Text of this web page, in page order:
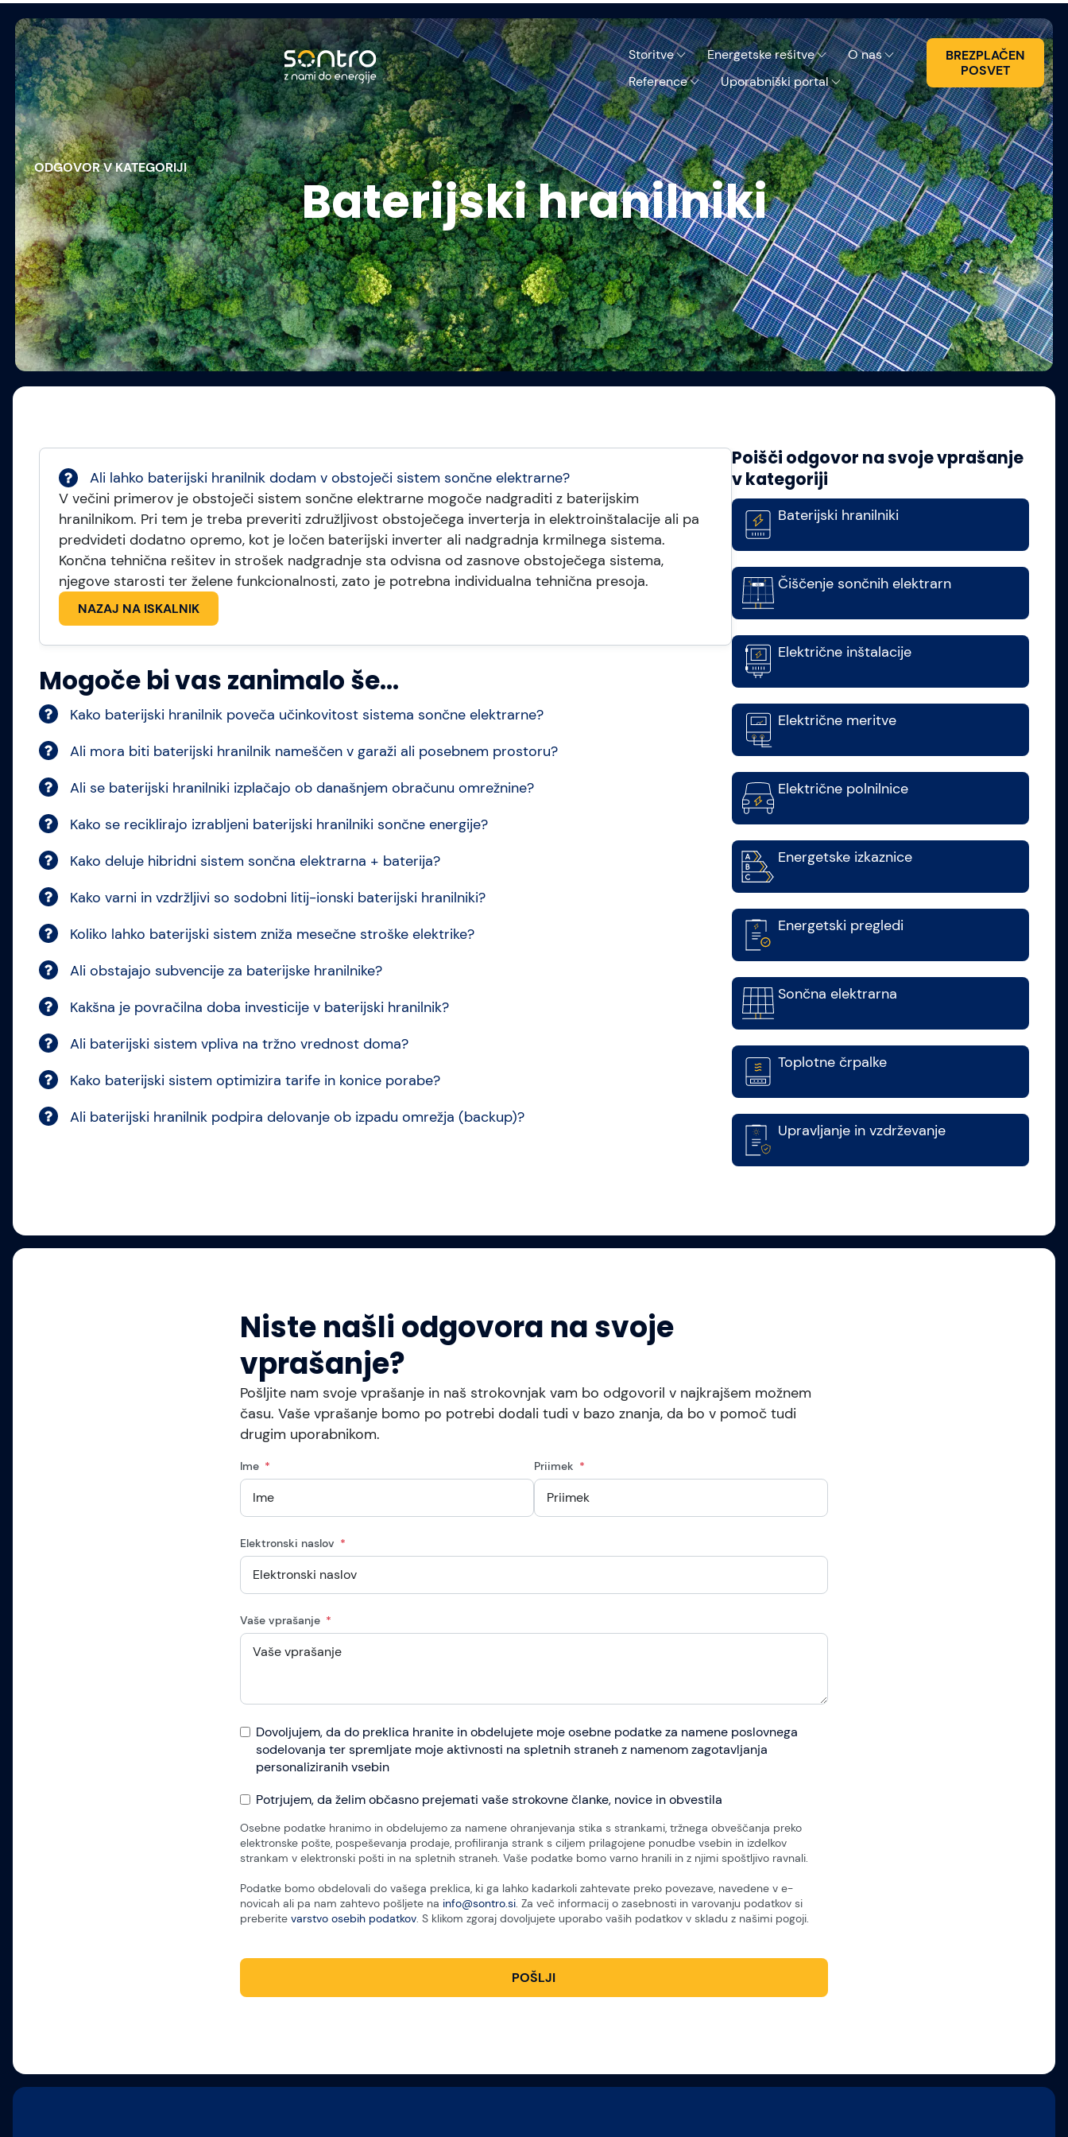
Storitve Energetske rešitve
O nas
Reference
Uporabniški portal
BREZPLAČEN
POSVET
ODGOVOR V KATEGORIJI
Baterijski hranilniki
Ali lahko baterijski hranilnik dodam v obstoječi sistem sončne elektrarne?
V večini primerov je obstoječi sistem sončne elektrarne mogoče nadgraditi z baterijskim
hranilnikom. Pri tem je treba preveriti združljivost obstoječega inverterja in elektroinštalacije ali pa
predvideti dodatno opremo, kot je ločen baterijski inverter ali nadgradnja krmilnega sistema.
Končna tehnična rešitev in strošek nadgradnje sta odvisna od zasnove obstoječega sistema,
njegove starosti ter želene funkcionalnosti, zato je potrebna individualna tehnična presoja.
NAZAJ NA ISKALNIK
Mogoče bi vas zanimalo še...
Kako baterijski hranilnik poveča učinkovitost sistema sončne elektrarne?
Ali mora biti baterijski hranilnik nameščen v garaži ali posebnem prostoru?
Ali se baterijski hranilniki izplačajo ob današnjem obračunu omrežnine?
Kako se reciklirajo izrabljeni baterijski hranilniki sončne energije?
Kako deluje hibridni sistem sončna elektrarna + baterija?
Kako varni in vzdržljivi so sodobni litij-ionski baterijski hranilniki?
Koliko lahko baterijski sistem zniža mesečne stroške elektrike?
Ali obstajajo subvencije za baterijske hranilnike?
Kakšna je povračilna doba investicije v baterijski hranilnik?
Ali baterijski sistem vpliva na tržno vrednost doma?
Kako baterijski sistem optimizira tarife in konice porabe?
Ali baterijski hranilnik podpira delovanje ob izpadu omrežja (backup)?
Poišči odgovor na svoje vprašanje
v kategoriji
Baterijski hranilniki
Čiščenje sončnih elektrarn
Električne inštalacije
Električne meritve
Električne polnilnice
Energetske izkaznice
Energetski pregledi
Sončna elektrarna
Toplotne črpalke
Upravljanje in vzdrževanje
Niste našli odgovora na svoje
vprašanje?
Pošljite nam svoje vprašanje in naš strokovnjak vam bo odgovoril v najkrajšem možnem
času. Vaše vprašanje bomo po potrebi dodali tudi v bazo znanja, da bo v pomoč tudi
drugim uporabnikom.
Ime Priimek
Elektronski naslov
Vaše vprašanje
Dovoljujem, da do preklica hranite in obdelujete moje osebne podatke za namene poslovnega
sodelovanja ter spremljate moje aktivnosti na spletnih straneh z namenom zagotavljanja
personaliziranih vsebin
Potrjujem, da želim občasno prejemati vaše strokovne članke, novice in obvestila
Osebne podatke hranimo in obdelujemo za namene ohranjevanja stika s strankami, tržnega obveščanja preko
elektronske pošte, pospeševanja prodaje, profiliranja strank s ciljem prilagojene ponudbe vsebin in izdelkov
strankam v elektronski pošti in na spletnih straneh. Vaše podatke bomo varno hranili in z njimi spoštljivo ravnali.
Podatke bomo obdelovali do vašega preklica, ki ga lahko kadarkoli zahtevate preko povezave, navedene v e-
novicah ali pa nam zahtevo pošljete na info@sontro.si. Za več informacij o zasebnosti in varovanju podatkov si
preberite varstvo osebih podatkov. S klikom zgoraj dovoljujete uporabo vaših podatkov v skladu z našimi pogoji.
POŠLJI